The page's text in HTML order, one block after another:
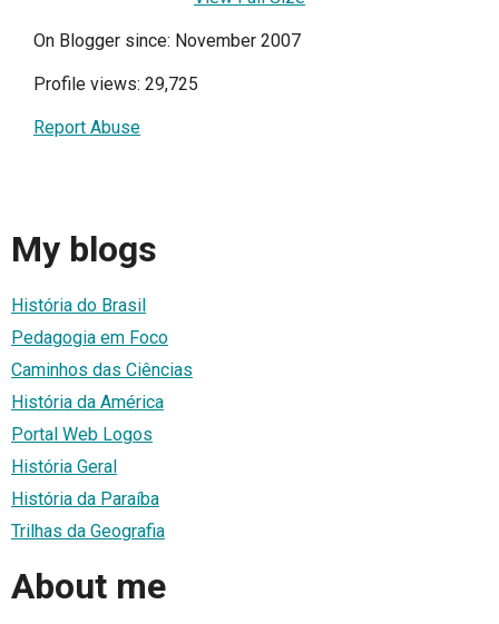
On Blogger since: November 2007
Profile views: 29,725
Report Abuse
My blogs
História do Brasil
Pedagogia em Foco
Caminhos das Ciências
História da América
Portal Web Logos
História Geral
História da Paraíba
Trilhas da Geografia
About me